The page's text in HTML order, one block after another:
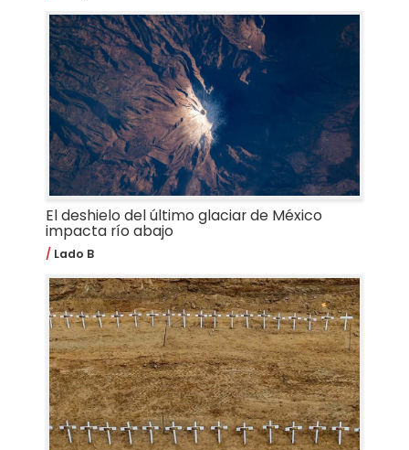
El deshielo del último glaciar de México
impacta río abajo
Lado B